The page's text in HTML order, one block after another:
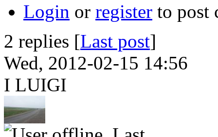
Login or register to post
2 replies [Last post]
Wed, 2012-02-15 14:56
I LUIGI